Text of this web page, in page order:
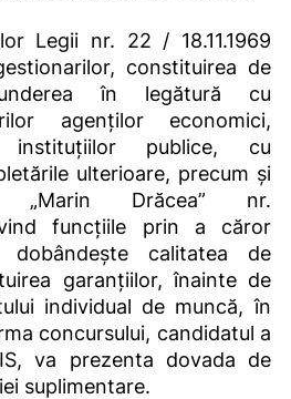
Legii nr. 22 / 18.11.1969
constituirea de
în legătură cu
agenților economici,
instituțiilor publice, cu
ulterioare, precum și
„Marin Drăcea” nr.
funcţiile prin a căror
dobândește calitatea de
garanțiilor, înainte de
individual de muncă, în
concursului, candidatul a
va prezenta dovada de
suplimentare.